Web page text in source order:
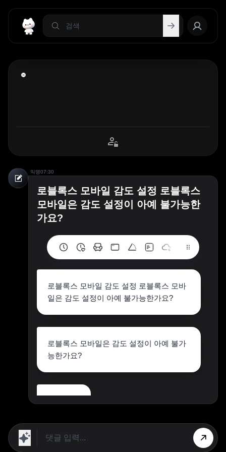
익명07:30
로블록스 모바일 감도 설정 로블록스
모바일은 감도 설정이 아예 불가능한
가요?
로블록스 모바일 감도 설정 로블록스 모바
일은 감도 설정이 아예 불가능한가요?
로블록스 모바일은 감도 설정이 아예 불가
능한가요?